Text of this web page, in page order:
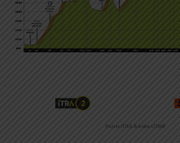
Points ITRA & Index UTMB